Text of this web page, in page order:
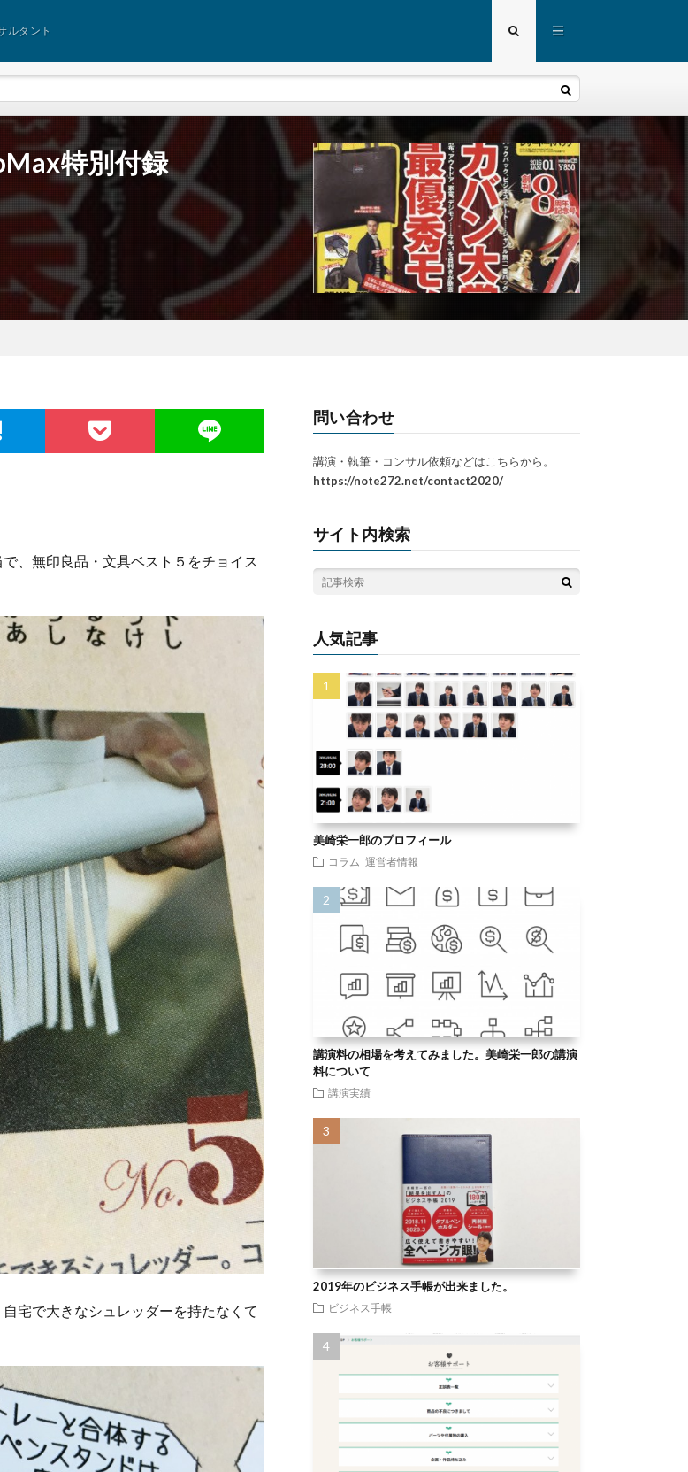
ルタント
特別付録
、無印良品・文具ベスト５をチョイス
宅で大きなシュレッダーを持たなくて
問い合わせ
講演・執筆・コンサル依頼などはこちらから。
https://note272.net/contact2020/
サイト内検索
人気記事
美崎栄一郎のプロフィール
コラム 運営者情報
講演料の相場を考えてみました。美崎栄一郎の講演
料について
講演実績
2019年のビジネス手帳が出来ました。
ビジネス手帳